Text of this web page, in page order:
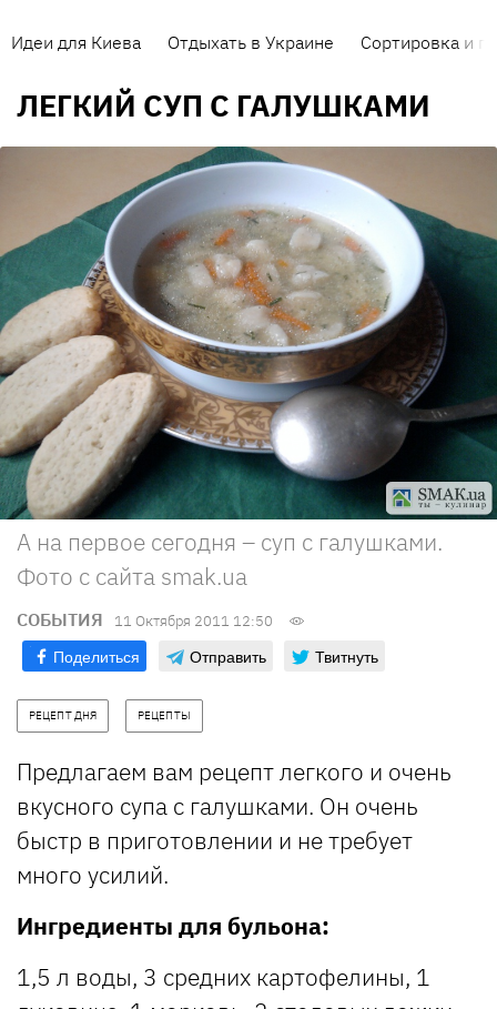
Идеи для Киева Отдыхать в Украине Сортировка и
ЛЕГКИЙ СУП С ГАЛУШКАМИ
А на первое сегодня – суп с галушками.
Фото с сайта smak.ua
СОБЫТИЯ 11 Октября 2011 12:50
Поделиться Отправить Твитнуть
РЕЦЕПТ ДНЯ РЕЦЕПТЫ
Предлагаем вам рецепт легкого и очень
вкусного супа с галушками. Он очень
быстр в приготовлении и не требует
много усилий.
Ингредиенты для бульона:
1,5 л воды, 3 средних картофелины, 1